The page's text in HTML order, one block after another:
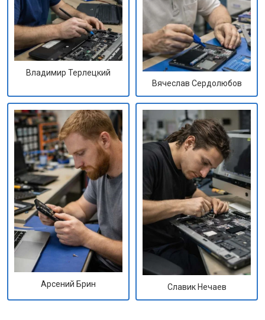
Владимир Терлецкий
Вячеслав Сердолюбов
Арсений Брин Славик Нечаев